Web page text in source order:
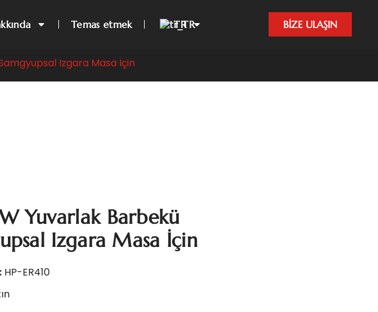
Temas etmek TR BİZE ULAŞIN
Izgara Masa İçin
Yuvarlak Barbekü
Izgara Masa İçin
HP-ER410